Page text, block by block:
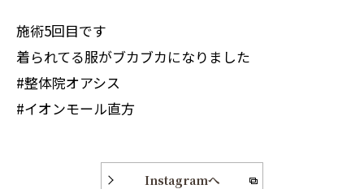
施術5回目です
着られてる服がブカブカになりました
#整体院オアシス
#イオンモール直方
Instagramへ